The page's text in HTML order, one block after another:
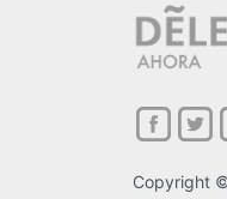
Copyright